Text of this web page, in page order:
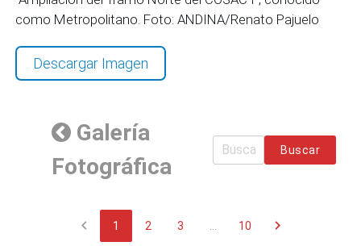
como Metropolitano. Foto: ANDINA/Renato Pajuelo
Descargar Imagen
Galería
Fotográfica
Buscar
chevron_left 1 2 3 10 chevron_right